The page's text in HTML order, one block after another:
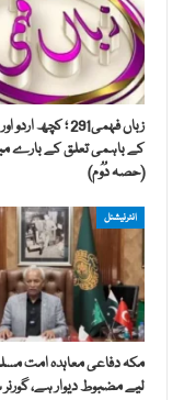
زباں فہمی291 ؛ کچھ
کے باہمی تعلق کے بارے
(حصہ دُوُم)
انٹرنیشنل
مکہ دفاعی معاہدہ امت
لیے مضبوط دیوار ہے،